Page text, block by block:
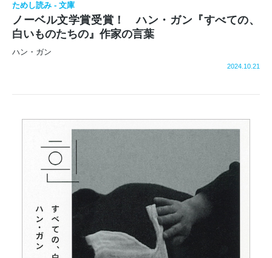
ためし読み - 文庫
ノーベル文学賞受賞！ ハン・ガン『すべての、
白いものたちの』作家の言葉
ハン・ガン
2024.10.21